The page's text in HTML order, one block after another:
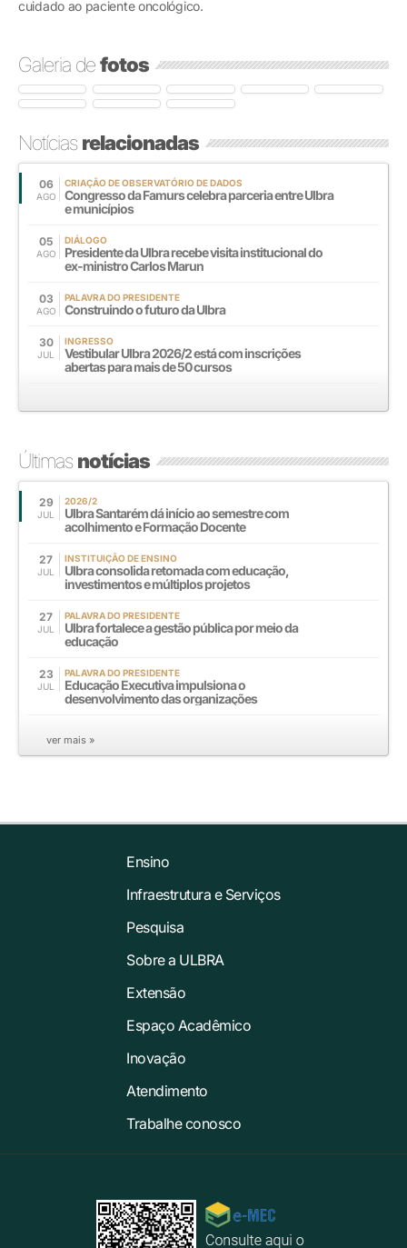
cuidado ao paciente oncológico.
Galeria defotos
Notíciasrelacionadas
06
AGO
CRIAÇÃO DE OBSERVATÓRIO DE DADOS
Congresso da Famurs celebra parceria entre Ulbra
e municípios
05
AGO
DIÁLOGO
Presidente da Ulbra recebe visita institucional do
ex-ministro Carlos Marun
03
AGO
PALAVRA DO PRESIDENTE
Construindo o futuro da Ulbra
30
JUL
INGRESSO
Vestibular Ulbra 2026/2 está com inscrições
abertas para mais de 50 cursos
Últimasnotícias
29
JUL
2026/2
Ulbra Santarém dá início ao semestre com
acolhimento e Formação Docente
27
JUL
INSTITUIÇÃO DE ENSINO
Ulbra consolida retomada com educação,
investimentos e múltiplos projetos
27
JUL
PALAVRA DO PRESIDENTE
Ulbra fortalece a gestão pública por meio da
educação
23
JUL
PALAVRA DO PRESIDENTE
Educação Executiva impulsiona o
desenvolvimento das organizações
ver mais »
Ensino
Infraestrutura e Serviços
Pesquisa
Sobre a ULBRA
Extensão
Espaço Acadêmico
Inovação
Atendimento
Trabalhe conosco